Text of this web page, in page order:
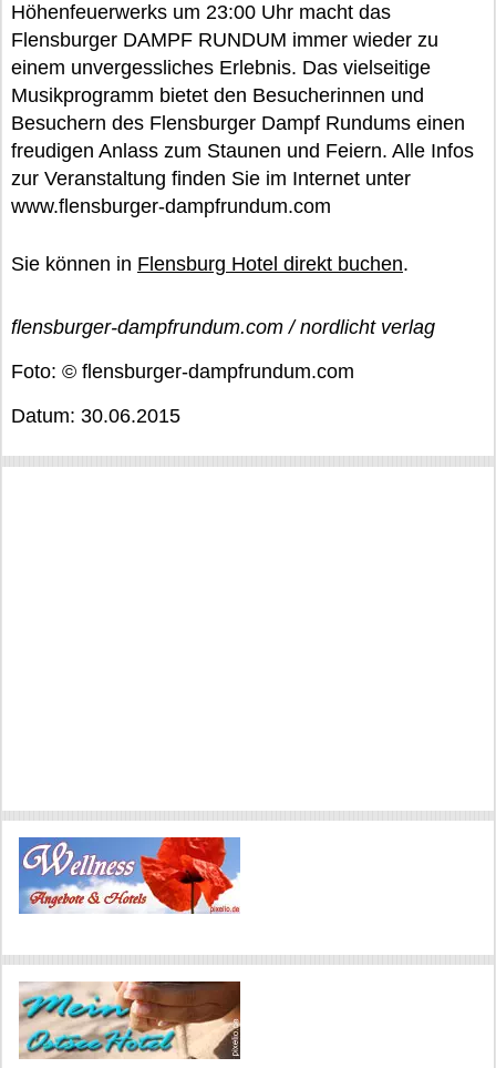
Höhenfeuerwerks um 23:00 Uhr macht das
Flensburger DAMPF RUNDUM immer wieder zu
einem unvergessliches Erlebnis. Das vielseitige
Musikprogramm bietet den Besucherinnen und
Besuchern des Flensburger Dampf Rundums einen
freudigen Anlass zum Staunen und Feiern. Alle Infos
zur Veranstaltung finden Sie im Internet unter
www.flensburger-dampfrundum.com
Sie können in Flensburg Hotel direkt buchen.
flensburger-dampfrundum.com / nordlicht verlag
Foto: © flensburger-dampfrundum.com
Datum: 30.06.2015